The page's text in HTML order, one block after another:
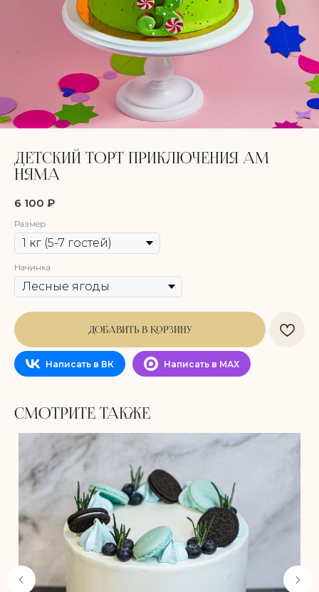
ДЕТСКИЙ ТОРТ ПРИКЛЮЧЕНИЯ АМ
НЯМА
6 100 ₽
Размер
Начинка
ДОБАВИТЬ В КОРЗИНУ
Написать в ВК Написать в МАХ
СМОТРИТЕ ТАКЖЕ